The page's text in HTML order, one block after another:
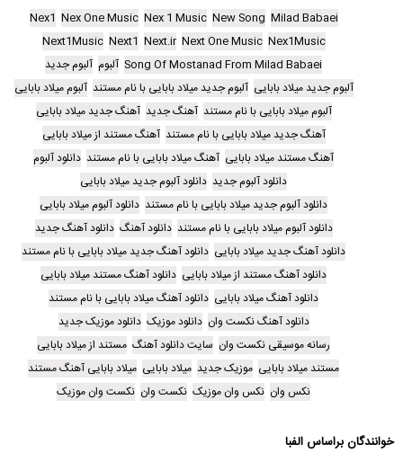
Milad Babaei
New Song
Nex 1 Music
Nex One Music
Nex1
Nex1Music
Next One Music
Next.ir
Next1
Next1Music
Song Of Mostanad From Milad Babaei آلبوم آلبوم جدید
آلبوم جدید میلاد بابایی آلبوم جدید میلاد بابایی با نام مستند آلبوم میلاد بابایی
آلبوم میلاد بابایی با نام مستند آهنگ جدید آهنگ جدید میلاد بابایی
آهنگ جدید میلاد بابایی با نام مستند آهنگ مستند از میلاد بابایی
آهنگ مستند میلاد بابایی آهنگ میلاد بابایی با نام مستند دانلود آلبوم
دانلود آلبوم جدید دانلود آلبوم جدید میلاد بابایی
دانلود آلبوم جدید میلاد بابایی با نام مستند دانلود آلبوم میلاد بابایی
دانلود آلبوم میلاد بابایی با نام مستند دانلود آهنگ دانلود آهنگ جدید
دانلود آهنگ جدید میلاد بابایی دانلود آهنگ جدید میلاد بابایی با نام مستند
دانلود آهنگ مستند از میلاد بابایی دانلود آهنگ مستند میلاد بابایی
دانلود آهنگ میلاد بابایی دانلود آهنگ میلاد بابایی با نام مستند
دانلود آهنگ نکست وان دانلود موزیک دانلود موزیک جدید
رسانه موسیقی نکست وان سایت دانلود آهنگ مستند از میلاد بابایی
مستند میلاد بابایی موزیک جدید میلاد بابایی میلاد بابایی آهنگ مستند
نکس وان نکس وان موزیک نکست وان نکست وان موزیک
خوانندگان براساس الفبا